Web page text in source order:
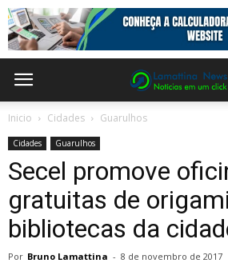
Inicio Cidades Guarulhos
Cidades Guarulhos
Secel promove
gratuitas de
bibliotecas da
Por Bruno Lamattina - 8 de novembro de 2017